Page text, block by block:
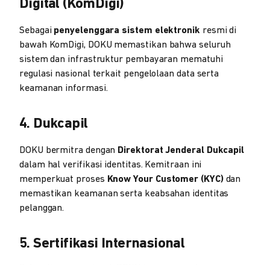
Digital (KomDigi)
Sebagai penyelenggara sistem elektronik resmi di
bawah KomDigi, DOKU memastikan bahwa seluruh
sistem dan infrastruktur pembayaran mematuhi
regulasi nasional terkait pengelolaan data serta
keamanan informasi.
4. Dukcapil
DOKU bermitra dengan Direktorat Jenderal Dukcapil
dalam hal verifikasi identitas. Kemitraan ini
memperkuat proses Know Your Customer (KYC)dan
memastikan keamanan serta keabsahan identitas
pelanggan.
5. Sertifikasi Internasional